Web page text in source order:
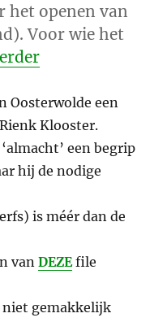
het openen van
Voor wie het
“De almacht
Oosterwolde een
Klooster.
een begrip
hij de nodige
is méér dan de
vanDEZEfile
gemakkelijk